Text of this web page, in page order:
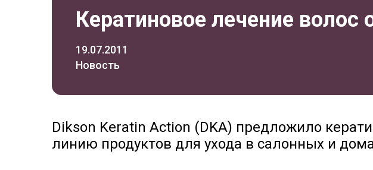
Кератиновое лечение волос
19.07.2011
Новость
Dikson Keratin Action (DKA) предложило
линию продуктов для ухода в салонных и